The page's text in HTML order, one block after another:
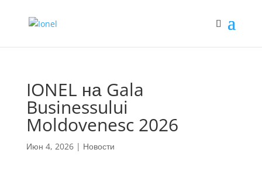
IONEL на Gala
Businessului
Moldovenesc 2026
Июн 4, 2026| Новости